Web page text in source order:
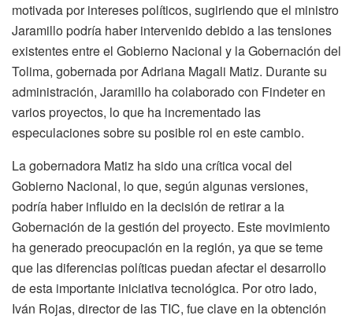
motivada por intereses políticos, sugiriendo que el ministro
Jaramillo podría haber intervenido debido a las tensiones
existentes entre el Gobierno Nacional y la Gobernación del
Tolima, gobernada por Adriana Magali Matiz. Durante su
administración, Jaramillo ha colaborado con Findeter en
varios proyectos, lo que ha incrementado las
especulaciones sobre su posible rol en este cambio.
La gobernadora Matiz ha sido una crítica vocal del
Gobierno Nacional, lo que, según algunas versiones,
podría haber influido en la decisión de retirar a la
Gobernación de la gestión del proyecto. Este movimiento
ha generado preocupación en la región, ya que se teme
que las diferencias políticas puedan afectar el desarrollo
de esta importante iniciativa tecnológica. Por otro lado,
Iván Rojas, director de las TIC, fue clave en la obtención